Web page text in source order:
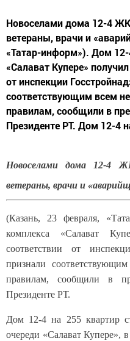
Новоселами дома 12-4 ЖК
ветераны, врачи и
«Татар-информ»). Дом
«Салават Купере»
от инспекции
соответствующим всем
правилам, сообщили в
Президенте РТ. Дом 12-4
Новоселами дома 12-4
ветераны, врачи и
(Казань, 23 февраля,
комплекса «Салават
соответствии от
признали
правилам, сообщили в
Президенте РТ.
Дом 12-4 на 255 квартир
очереди «Салават Купере»,